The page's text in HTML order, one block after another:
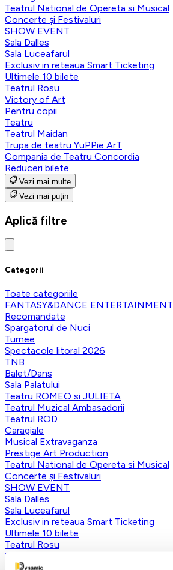
Teatrul National de Opereta si Musical
Concerte și Festivaluri
SHOW EVENT
Sala Dalles
Sala Luceafarul
Exclusiv in reteaua Smart Ticketing
Ultimele 10 bilete
Teatrul Rosu
Victory of Art
Pentru copii
Teatru
Teatrul Maidan
Trupa de teatru YuPPie ArT
Compania de Teatru Concordia
Reduceri bilete
Vezi mai multe
Vezi mai puțin
Aplică filtre
Categorii
Toate categoriile
FANTASY&DANCE ENTERTAINMENT
Recomandate
Spargatorul de Nuci
Turnee
Spectacole litoral 2026
TNB
Balet/Dans
Sala Palatului
Teatru ROMEO si JULIETA
Teatrul Muzical Ambasadorii
Teatrul ROD
Caragiale
Musical Extravaganza
Prestige Art Production
Teatrul National de Opereta si Musical
Concerte și Festivaluri
SHOW EVENT
Sala Dalles
Sala Luceafarul
Exclusiv in reteaua Smart Ticketing
Ultimele 10 bilete
Teatrul Rosu
Victory of Art
Pentru copii